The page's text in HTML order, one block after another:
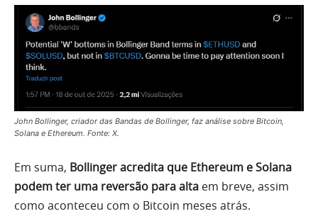
John Bollinger, criador das Bandas de Bollinger, faz análise sobre Bitcoin,
Solana e Ethereum. Fonte: X.
Em suma, Bollinger acredita que Ethereum e Solana
podem ter uma reversão para alta em breve, assim
como aconteceu com o Bitcoin meses atrás.